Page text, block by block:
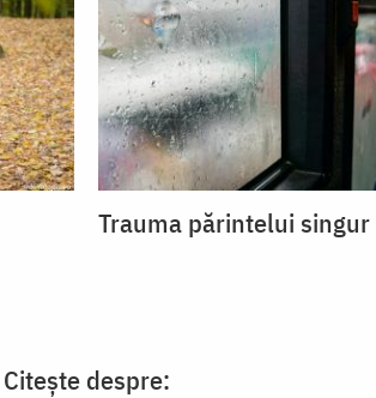
Trauma părintelui singur
Citește despre: